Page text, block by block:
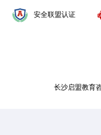
安全联盟认证
长沙启盟教育